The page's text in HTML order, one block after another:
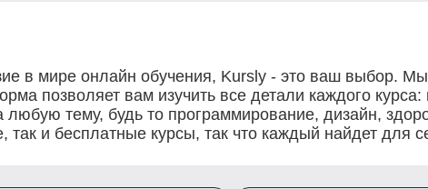
в мире онлайн обучения, Kursly - это ваш выбор.
позволяет вам изучить все детали каждого
тему, будь то программирование, дизайн,
так и бесплатные курсы, так что каждый найдет для